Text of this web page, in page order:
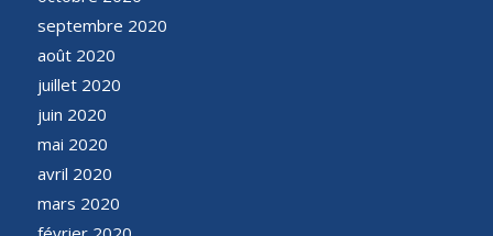
septembre 2020
août 2020
juillet 2020
juin 2020
mai 2020
avril 2020
mars 2020